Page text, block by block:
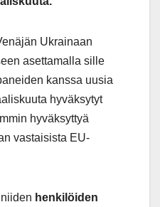
Ukrainaan
asettamalla sille
kanssa uusia
hyväksytyt
hyväksyttyä
vastaisista EU-
henkilöiden